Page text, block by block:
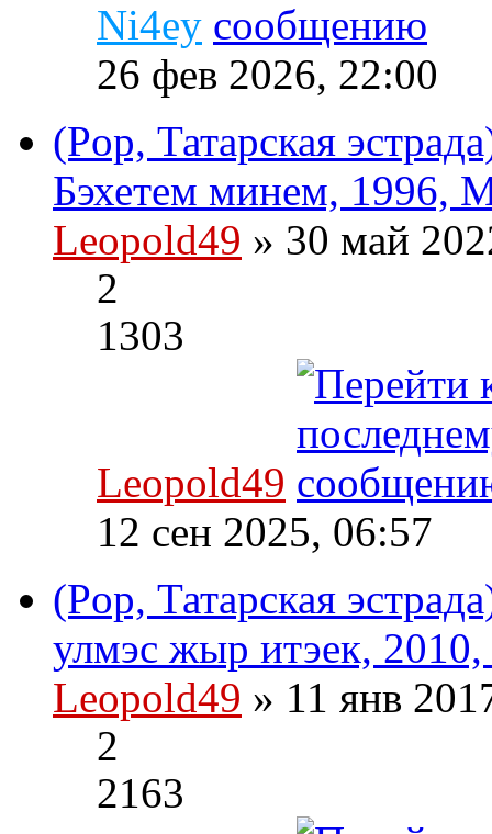
Ni4ey
26 фев 2026, 22:00
(Pop, Татарская
Бэхетем минем, 1996,
Leopold49 » 30 май
2
1303
Leopold49
12 сен 2025, 06:57
(Pop, Татарская
улмэс жыр итэек,
Leopold49 » 11 янв
2
2163